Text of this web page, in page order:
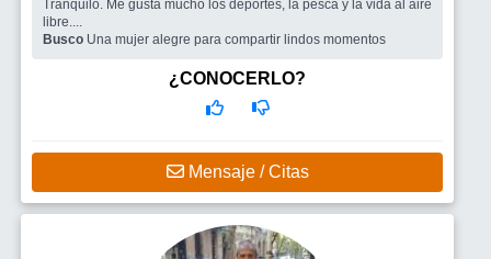
Tranquilo. Me gusta mucho los deportes, la pesca y la vida al aire
libre....
Busco Una mujer alegre para compartir lindos momentos
¿CONOCERLO?
Mensaje / Citas